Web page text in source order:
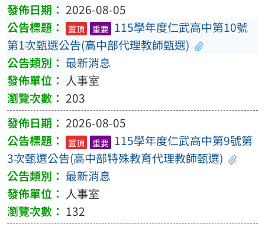
2026-08-05
置頂 重要 115學年度仁武高中第10號
第1次甄選公告(高中部代理教師甄選)
最新消息
人事室
203
2026-08-05
置頂 重要 115學年度仁武高中第9號第
3次甄選公告(高中部特殊教育代理教師甄選)
最新消息
人事室
132